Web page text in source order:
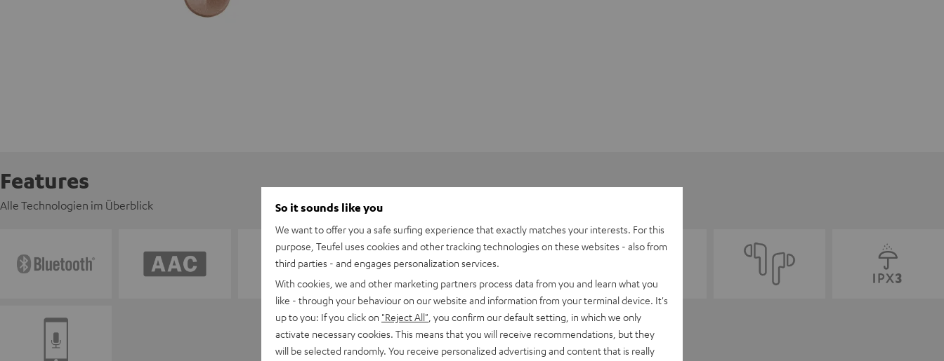
Features
Alle Technologien im Überblick So it sounds like you
We want to offer you a safe surfing experience that exactly matches your interests. For this
purpose, Teufel uses cookies and other tracking technologies on these websites - also from
third parties - and engages personalization services.
With cookies, we and other marketing partners process data from you and learn what you
like - through your behaviour on our website and information from your terminal device. It's
up to you: If you click on "Reject All" , you confirm our default setting, in which we only
activate necessary cookies. This means that you will receive recommendations, but they
will be selected randomly. You receive personalized advertising and content that is really